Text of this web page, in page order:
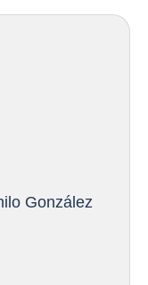
González